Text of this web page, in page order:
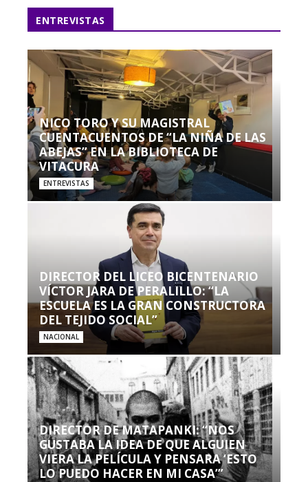
ENTREVISTAS
NICO TORO Y SU MAGISTRAL
CUENTACUENTOS DE “LA NIÑA DE LAS
ABEJAS” EN LA BIBLIOTECA DE
VITACURA
ENTREVISTAS
DIRECTOR DEL LICEO BICENTENARIO
VÍCTOR JARA DE PERALILLO: “LA
ESCUELA ES LA GRAN CONSTRUCTORA
DEL TEJIDO SOCIAL”
NACIONAL
DIRECTOR DE MATAPANKI: “NOS
GUSTABA LA IDEA DE QUE ALGUIEN
VIERA LA PELÍCULA Y PENSARA ‘ESTO
LO PUEDO HACER EN MI CASA’”